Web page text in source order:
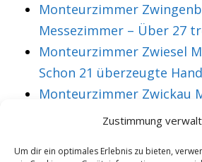
Zustimmung
Um dir ein optimales Erlebnis zu bieten,
Monteurzimmer
Messezimmer – Über 27
Monteurzimmer Zwiesel
Schon 21 überzeugte
Monteurzimmer Zwickau
Über 36 treue